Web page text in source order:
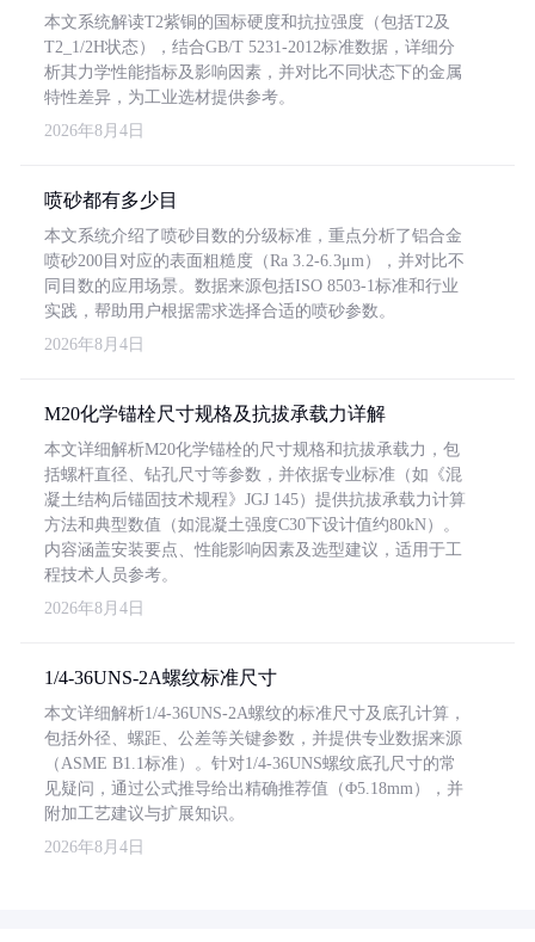
本文系统解读T2紫铜的国标硬度和抗拉强度（包括T2及
T2_1/2H状态），结合GB/T 5231-2012标准数据，详细分
析其力学性能指标及影响因素，并对比不同状态下的金属
特性差异，为工业选材提供参考。
2026年8月4日
喷砂都有多少目
本文系统介绍了喷砂目数的分级标准，重点分析了铝合金
喷砂200目对应的表面粗糙度（Ra 3.2-6.3μm），并对比不
同目数的应用场景。数据来源包括ISO 8503-1标准和行业
实践，帮助用户根据需求选择合适的喷砂参数。
2026年8月4日
M20化学锚栓尺寸规格及抗拔承载力详解
本文详细解析M20化学锚栓的尺寸规格和抗拔承载力，包
括螺杆直径、钻孔尺寸等参数，并依据专业标准（如《混
凝土结构后锚固技术规程》JGJ 145）提供抗拔承载力计算
方法和典型数值（如混凝土强度C30下设计值约80kN）。
内容涵盖安装要点、性能影响因素及选型建议，适用于工
程技术人员参考。
2026年8月4日
1/4-36UNS-2A螺纹标准尺寸
本文详细解析1/4-36UNS-2A螺纹的标准尺寸及底孔计算，
包括外径、螺距、公差等关键参数，并提供专业数据来源
（ASME B1.1标准）。针对1/4-36UNS螺纹底孔尺寸的常
见疑问，通过公式推导给出精确推荐值（Φ5.18mm），并
附加工艺建议与扩展知识。
2026年8月4日